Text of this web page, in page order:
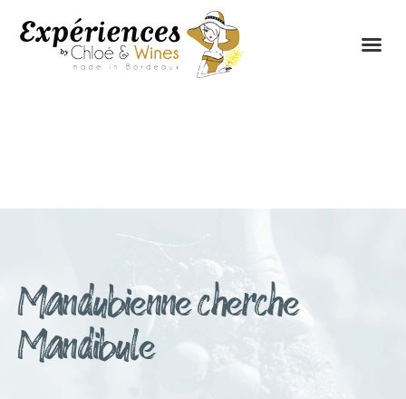
Mandubienne cherche
Mandibule